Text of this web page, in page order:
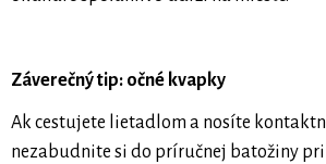
Záverečný tip: očné kvapky
Ak cestujete lietadlom a nosíte
nezabudnite si do príručnej batožiny